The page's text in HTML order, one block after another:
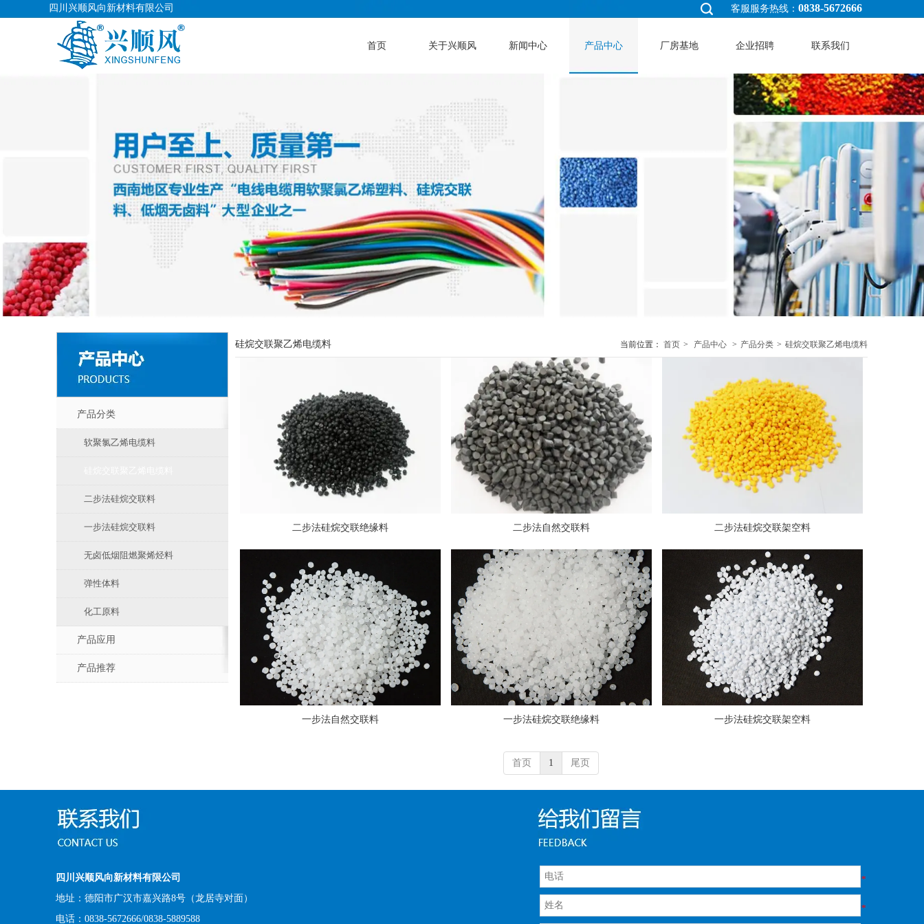
客服服务热线： 0838-5672666
四川兴顺风向新材料有限公司
首页 关于兴顺风 新闻中心 产品中心 厂房基地 企业招聘 联系我们
产品分类
软聚氯乙烯电缆料
二步法硅烷交联料
一步法硅烷交联料
无卤低烟阻燃聚烯烃料
弹性体料
化工原料
产品应用
产品推荐
硅烷交联聚乙烯电缆料 当前位置： 首页 > 产品中心 > 产品分类 > 硅烷交联聚乙烯电缆料
二步法硅烷交联绝缘料 二步法自然交联料 二步法硅烷交联架空料
一步法自然交联料 一步法硅烷交联绝缘料 一步法硅烷交联架空料
首页 1 尾页
四川兴顺风向新材料有限公司
地址：德阳市广汉市嘉兴路8号（龙居寺对面）
电话：0838-5672666/0838-5889588
*
*